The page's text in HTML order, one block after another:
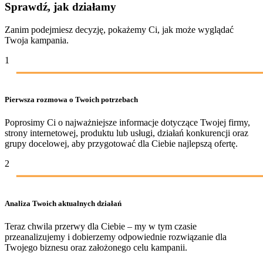
Sprawdź, jak działamy
Zanim podejmiesz decyzję, pokażemy Ci, jak może wyglądać
Twoja kampania.
1
Pierwsza rozmowa o Twoich potrzebach
Poprosimy Ci o najważniejsze informacje dotyczące Twojej firmy,
strony internetowej, produktu lub usługi, działań konkurencji oraz
grupy docelowej, aby przygotować dla Ciebie najlepszą ofertę.
2
Analiza Twoich aktualnych działań
Teraz chwila przerwy dla Ciebie – my w tym czasie
przeanalizujemy i dobierzemy odpowiednie rozwiązanie dla
Twojego biznesu oraz założonego celu kampanii.